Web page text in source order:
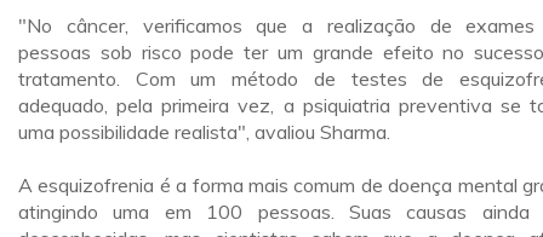
"No câncer, verificamos que a realização de
pessoas sob risco pode ter um grande efeito no
tratamento. Com um método de testes de
adequado, pela primeira vez, a psiquiatria preventiva se
uma possibilidade realista", avaliou Sharma.
A esquizofrenia é a forma mais comum de doença mental
atingindo uma em 100 pessoas. Suas causas ainda